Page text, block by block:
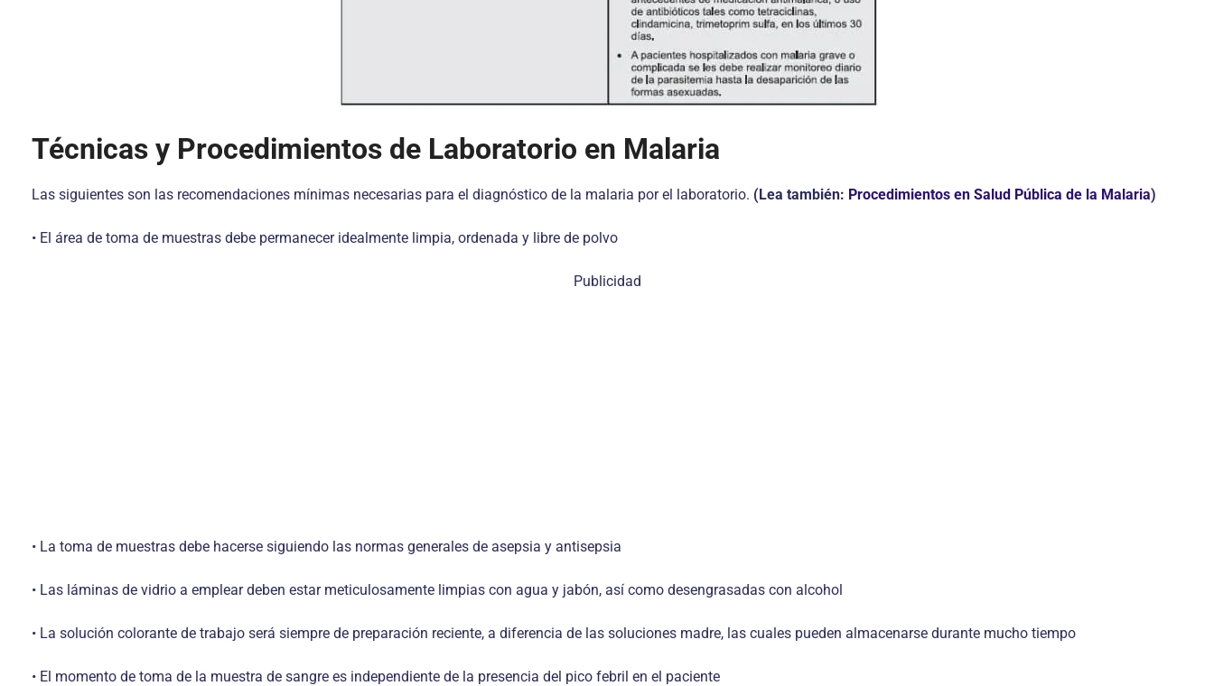
Técnicas y Procedimientos de Laboratorio en Malaria
Las siguientes son las recomendaciones mínimas necesarias para el diagnóstico de la malaria por el laboratorio. (Lea también: Procedimientos en Salud Pública de la Malaria)
• El área de toma de muestras debe permanecer idealmente limpia, ordenada y libre de polvo
Publicidad
• La toma de muestras debe hacerse siguiendo las normas generales de asepsia y antisepsia
• Las láminas de vidrio a emplear deben estar meticulosamente limpias con agua y jabón, así como desengrasadas con alcohol
• La solución colorante de trabajo será siempre de preparación reciente, a diferencia de las soluciones madre, las cuales pueden almacenarse durante mucho tiempo
• El momento de toma de la muestra de sangre es independiente de la presencia del pico febril en el paciente